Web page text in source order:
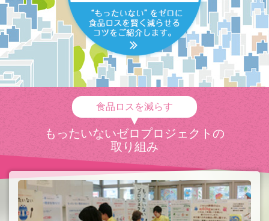
食品ロスを減らす
もったいないゼロプロジェクトの
取り組み